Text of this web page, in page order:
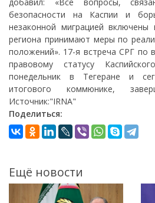
безопасности на Каспии и
незаконной миграцией
региона принимают меры по
положений». 17-я встреча СРГ по
правовому статусу
понедельник в Тегеране и
итогового коммюнике,
Источник:"IRNA"
Поделиться:
Ещё новости